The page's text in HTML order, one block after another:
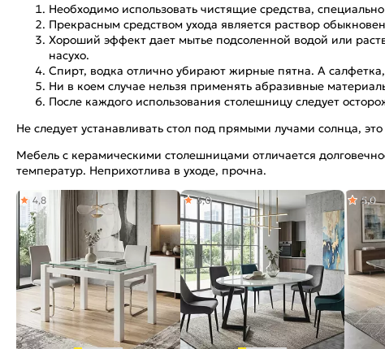
Необходимо использовать чистящие средства,
Прекрасным средством ухода является раствор
Хороший эффект дает мытье подсоленной водой или
насухо.
Спирт, водка отлично убирают жирные пятна. А
Ни в коем случае нельзя применять абразивные
После каждого использования столешницу следует
Не следует устанавливать стол под прямыми лучами солнца,
Мебель с керамическими столешницами отличается
температур. Неприхотлива в уходе, прочна.
4,8 5,0 5,0